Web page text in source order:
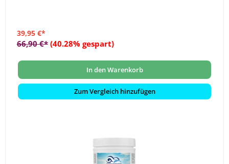
39,95 €*
66,90 €* (40.28% gespart)
In den Warenkorb
Zum Vergleich hinzufügen